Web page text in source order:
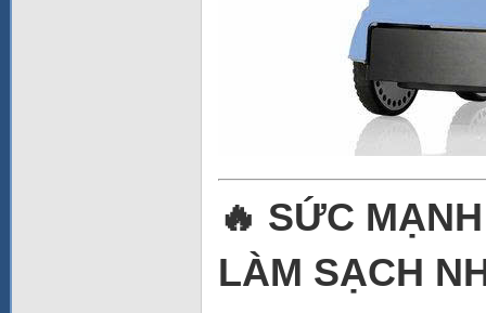
🔥 SỨC
LÀM SẠCH